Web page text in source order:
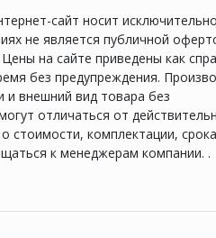
сайт носит исключительно
не является публичной
на сайте приведены как
без предупреждения.
и внешний вид товара без
отличаться от
стоимости, комплектации,
к менеджерам компании. .